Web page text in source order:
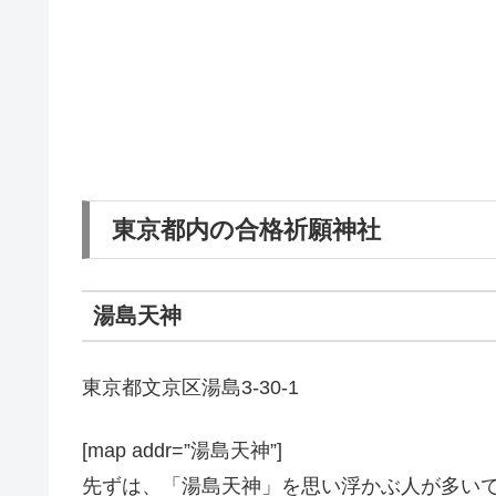
東京都内の合格祈願神社
湯島天神
東京都文京区湯島3-30-1
[map addr=”湯島天神”]
先ずは、「湯島天神」を思い浮かぶ人が多い